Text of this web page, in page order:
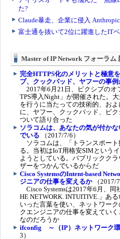
Master of IP Network フォーラム
完全HTTPS化のメリットと極意
ブ、クックパッド、ヤフーの事例
2017年6月21日、ピクシブのオ
TPS導入Night」が開催された。
を行うに当たっての技術的、お
に、ヤフー、クックパッド、ピ
ついて語り合った
ソラコムは、あなたの気が付か
でいる （2017/7/6）
ソラコムは、「トランスポー
る。当初はIoT用格安SIMという
ようとしている。パブリックク
ザーをつかんでいるからだ
Cisco SystemsのIntent-based
ジニアの仕事を変えるか（2017/
Cisco Systemsは2017年6月、
HE NETWORK. INTUITIVE.」あ
いった言葉を使い、ネットワー
クエンジニアの仕事を変えてい
なのだろうか
ifconfig ～（IP）ネットワーク環
3）